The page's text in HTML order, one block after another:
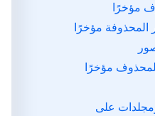
مؤخرًا
المحذوفة مؤخرًا
المحذوف مؤخرًا
ومجلدات على